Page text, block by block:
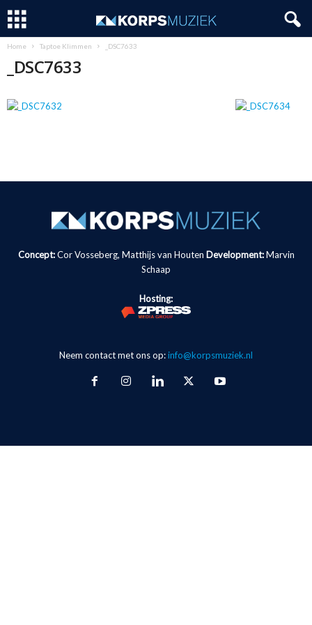
Home Taptoe Klimmen _DSC7633
_DSC7633
Concept:Cor Vosseberg, Matthijs van Houten Development: Marvin
Schaap
Hosting:
Neem contact met ons op:info@korpsmuziek.nl